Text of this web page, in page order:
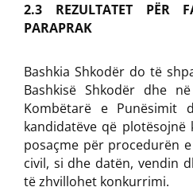
2.3 REZULTATET PËR
PARAPRAK
Bashkia Shkodër do të
Bashkisë Shkodër dhe
Kombëtarë e Punësimit
kandidatëve që
posaçme për procedurën
civil, si dhe datën, vendin
të zhvillohet konkurrimi.